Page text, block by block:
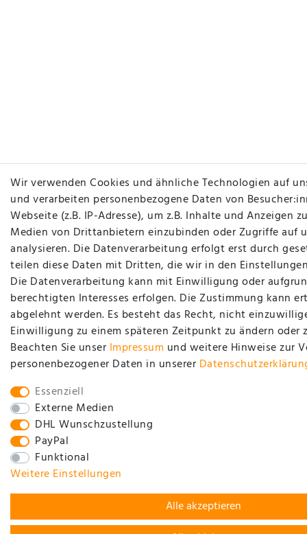
Wir verwenden Cookies und ähnliche Technologien auf
und verarbeiten personenbezogene Daten von
Webseite (z.B. IP-Adresse), um z.B. Inhalte und Anzeigen
Medien von Drittanbietern einzubinden oder Zugriffe auf
analysieren. Die Datenverarbeitung erfolgt erst durch
teilen diese Daten mit Dritten, die wir in den
Die Datenverarbeitung kann mit Einwilligung oder
berechtigten Interesses erfolgen. Die Zustimmung kann
abgelehnt werden. Es besteht das Recht, nicht
Einwilligung zu einem späteren Zeitpunkt zu ändern oder
Beachten Sie unser Impressum und weitere Hinweise zur
personenbezogener Daten in unserer
Essenziell
Externe Medien
DHL Wunschzustellung
PayPal
Funktional
Weitere Einstellungen
Alle akzeptieren